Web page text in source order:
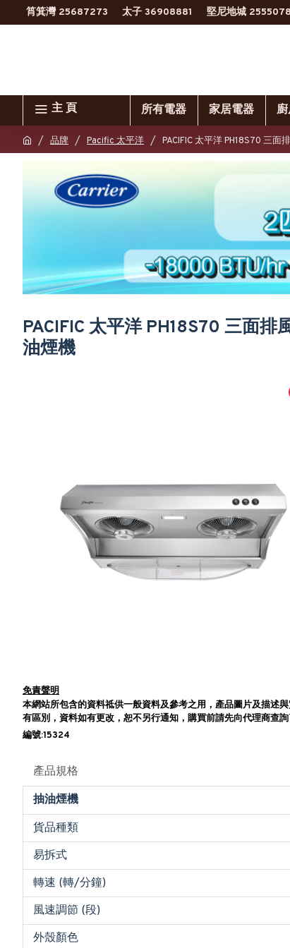
筲箕灣 25687273 太子 36908881 堅尼地城
主 頁 所有電器 家居電器 廚
品牌 Pacific 太平洋 PACIFIC 太平洋 PH18S70 三面
PACIFIC 太平洋 PH18S70 三面排
油煙機
免責聲明
本網站所包含的資料祗供一般資料及參考之用，產品圖片及描述
有區別，資料如有更改，恕不另行通知，購買前請先向代理商查
編號:15324
產品規格
抽油煙機
貨品種類
易拆式
轉速 (轉/分鐘)
風速調節 (段)
外殼顏色